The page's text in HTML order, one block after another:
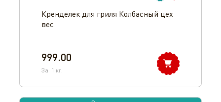
Кренделек для гриля Колбасный цех
вес
999.00
За 1 кг.